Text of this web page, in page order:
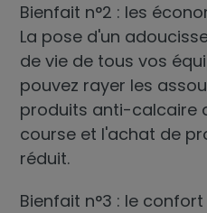
Bienfait n°2 : les
La pose d'un
de vie de tous vos
pouvez rayer les
produits anti-calcaire
course et l'achat de
réduit.
Bienfait n°3 : le confort